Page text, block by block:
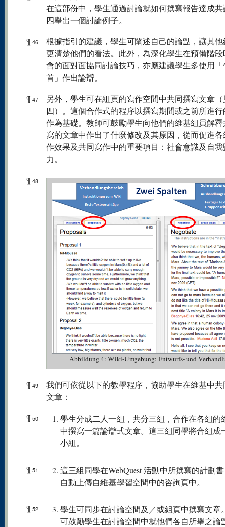
在這部份中，學生通過討論就如何撰寫報告達成
四舉出一個討論例子。
¶ 46
根據指引的建議，學生可闡述自己的論點，讓其
更清楚他們的看法。此外，為深化學生在預備階
會的面對面協同討論技巧，亦應建議學生多使用
首」作出論辯。
¶ 47
另外，學生可在組頁的寫作空間中共同撰寫文章（
四）。這個合作式的程序以撰寫期間或之前所進
作為基礎。教師可鼓勵學生向他們的維基組員解
寫的文章中作出了什麼修改及其原因，從而促進
作效果及共同寫作中的重要項目：社會意識及自
力。
¶ 48
Abbildung 4: Wiki-Umgebung: Entwurfs- und
¶ 49
我們可依從以下的教學程序，協助學生在維基中
文章：
¶ 50
學生分成二人一組，共分三組，合作在各組的
中撰寫一篇論辯式文章。這三組同學將合組成
小組。
¶ 51
這三組同學在WebQuest 活動中所撰寫的計劃
自動上傳自維基學習空間中的咨詢頁中。
¶ 52
學生可同步在討論空間及／或組頁中撰寫文章
可鼓勵學生在討論空間中就他們各自所舉之論